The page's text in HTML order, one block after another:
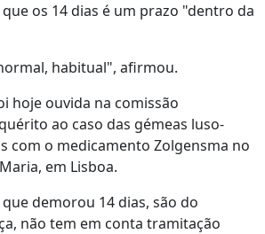
os 14 dias é um prazo "dentro da
habitual", afirmou.
hoje ouvida na comissão
ao caso das gémeas luso-
com o medicamento Zolgensma no
em Lisboa.
demorou 14 dias, são do
não tem em conta tramitação